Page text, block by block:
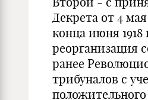
Декрета от 4 мая
конца июня 1918
реорганизация
ранее
трибуналов с